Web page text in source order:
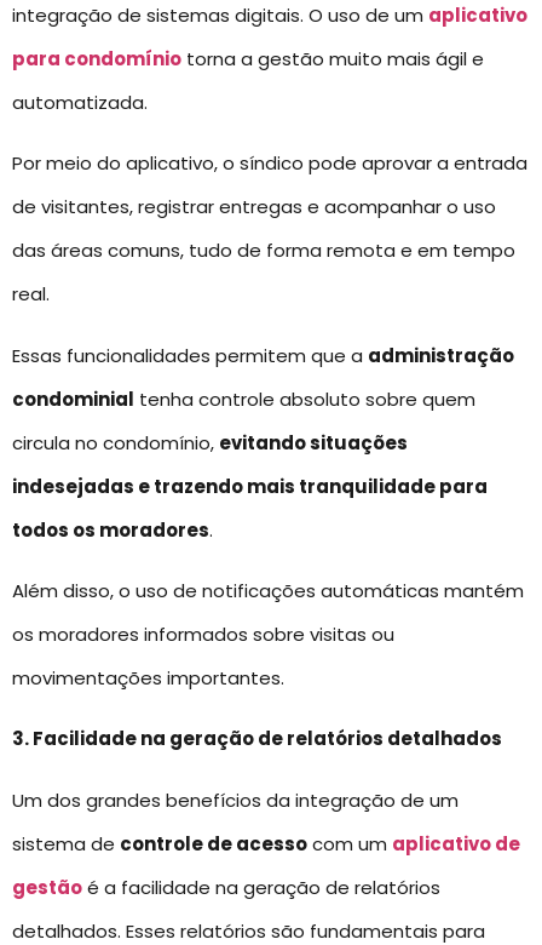
integração de sistemas digitais. O uso de um aplicativo
para condomínio torna a gestão muito mais ágil e
automatizada.
Por meio do aplicativo, o síndico pode aprovar a entrada
de visitantes, registrar entregas e acompanhar o uso
das áreas comuns, tudo de forma remota e em tempo
real.
Essas funcionalidades permitem que a administração
condominial tenha controle absoluto sobre quem
circula no condomínio, evitando situações
indesejadas e trazendo mais tranquilidade para
todos os moradores.
Além disso, o uso de notificações automáticas mantém
os moradores informados sobre visitas ou
movimentações importantes.
3. Facilidade na geração de relatórios detalhados
Um dos grandes benefícios da integração de um
sistema de controle de acessocom um aplicativo de
gestãoé a facilidade na geração de relatórios
detalhados. Esses relatórios são fundamentais para